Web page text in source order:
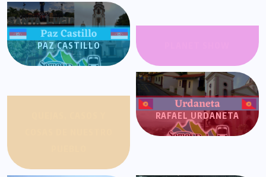
PAZ CASTILLO
RAFAEL URDANETA